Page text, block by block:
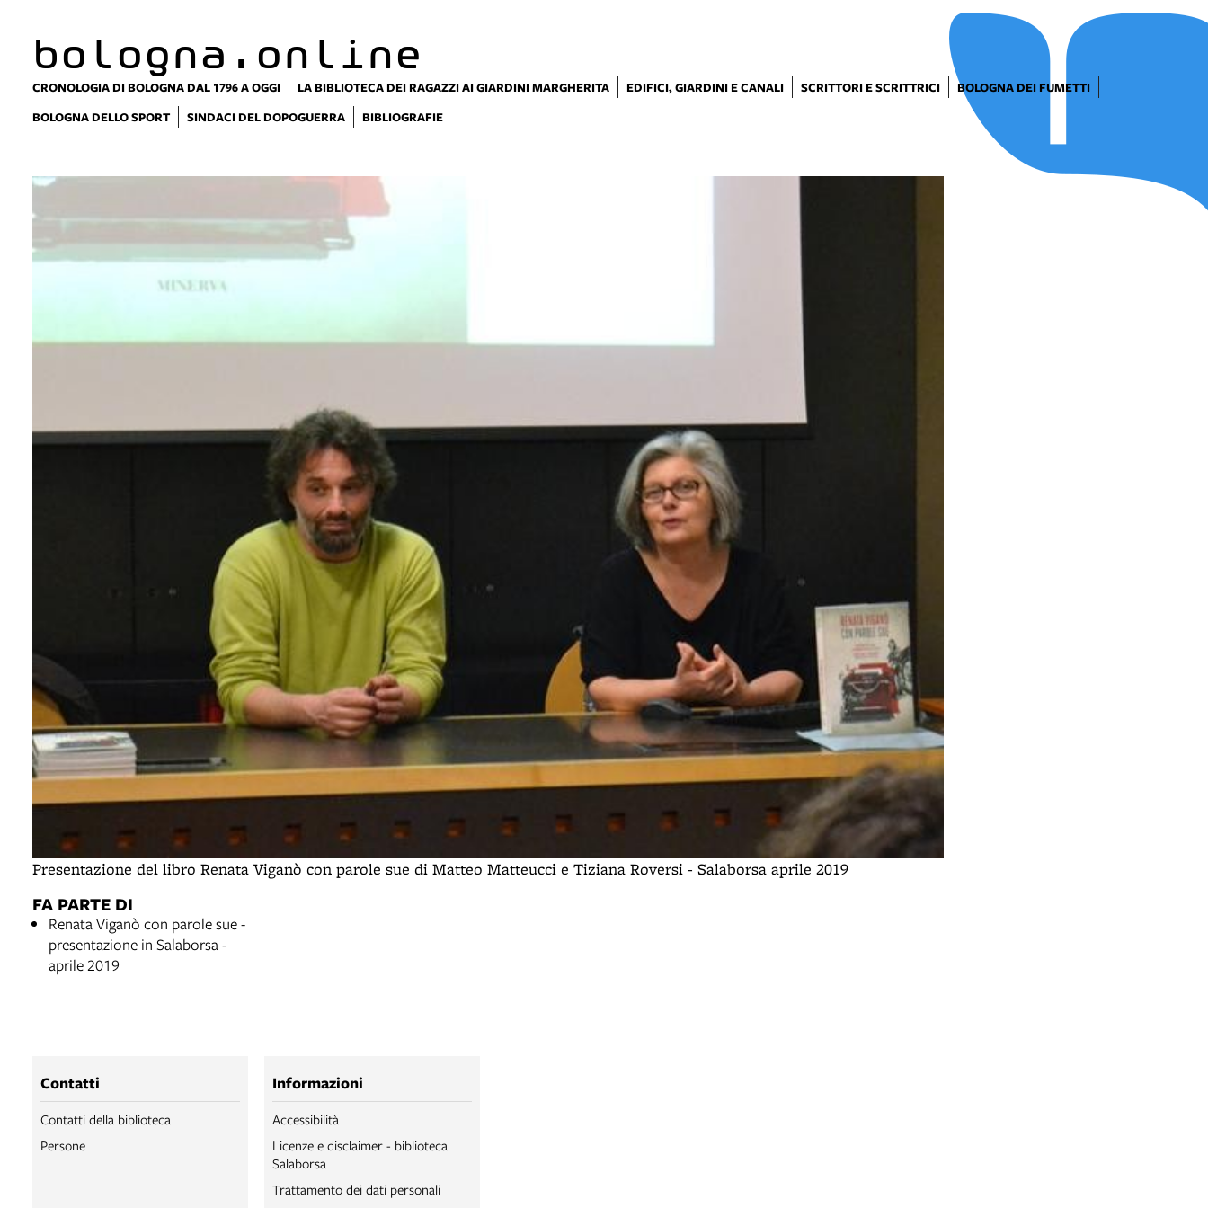
bologna.online
CRONOLOGIA DI BOLOGNA DAL 1796 A OGGI LA BIBLIOTECA DEI RAGAZZI AI GIARDINI MARGHERITA EDIFICI, GIARDINI E CANALI SCRITTORI E SCRITTRICI
BOLOGNA DEI FUMETTI
BOLOGNA DELLO SPORT
SINDACI DEL DOPOGUERRA BIBLIOGRAFIE
Presentazione del libro Renata Viganò con parole sue di Matteo Matteucci e Tiziana Roversi - Salaborsa aprile 2019
FA PARTE DI
Renata Viganò con parole sue -
presentazione in Salaborsa -
aprile 2019
Contatti
Contatti della biblioteca
Persone
Informazioni
Accessibilità
Licenze e disclaimer - biblioteca
Salaborsa
Trattamento dei dati personali